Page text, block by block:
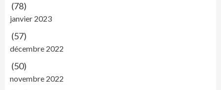
(78)
janvier 2023
(57)
décembre 2022
(50)
novembre 2022